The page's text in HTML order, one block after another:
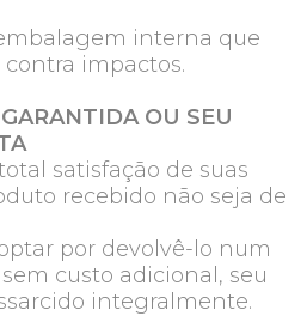
interna que
impactos.
OU SEU
satisfação de suas
recebido não seja de
por devolvê-lo num
custo adicional, seu
integralmente.